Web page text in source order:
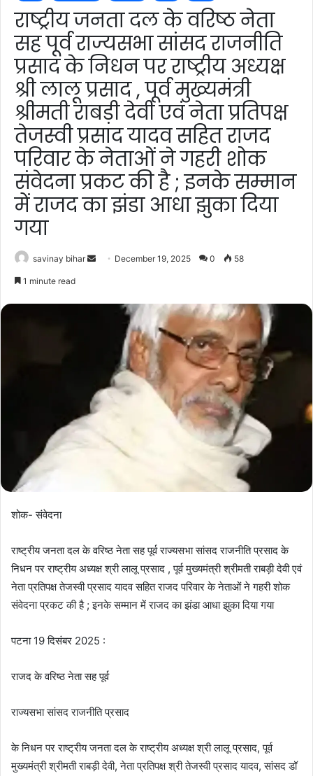
राष्ट्रीय जनता दल के वरिष्ठ नेता
सह पूर्व राज्यसभा सांसद राजनीति
प्रसाद के निधन पर राष्ट्रीय अध्यक्ष
श्री लालू प्रसाद , पूर्व मुख्यमंत्री
श्रीमती राबड़ी देवी एवं नेता प्रतिपक्ष
तेजस्वी प्रसाद यादव सहित राजद
परिवार के नेताओं ने गहरी शोक
संवेदना प्रकट की है ; इनके सम्मान
में राजद का झंडा आधा झुका दिया
गया
savinay bihar
SendDecember 19, 2025 0 58
1 minute read
शोक- संवेदना
राष्ट्रीय जनता दल के वरिष्ठ नेता सह पूर्व राज्यसभा सांसद राजनीति प्रसाद के
निधन पर राष्ट्रीय अध्यक्ष श्री लालू प्रसाद , पूर्व मुख्यमंत्री श्रीमती राबड़ी देवी एवं
नेता प्रतिपक्ष तेजस्वी प्रसाद यादव सहित राजद परिवार के नेताओं ने गहरी शोक
संवेदना प्रकट की है ; इनके सम्मान में राजद का झंडा आधा झुका दिया गया
पटना 19 दिसंबर 2025 :
राजद के वरिष्ठ नेता सह पूर्व
राज्यसभा सांसद राजनीति प्रसाद
के निधन पर राष्ट्रीय जनता दल के राष्ट्रीय अध्यक्ष श्री लालू प्रसाद, पूर्व
मुख्यमंत्री श्रीमती राबड़ी देवी, नेता प्रतिपक्ष श्री तेजस्वी प्रसाद यादव, सांसद डॉ